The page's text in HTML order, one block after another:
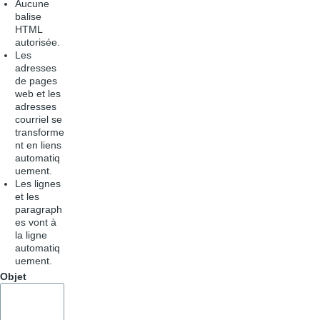
Aucune
balise
HTML
autorisée.
Les
adresses
de pages
web et les
adresses
courriel se
transforme
nt en liens
automatiq
uement.
Les lignes
et les
paragraph
es vont à
la ligne
automatiq
uement.
Objet